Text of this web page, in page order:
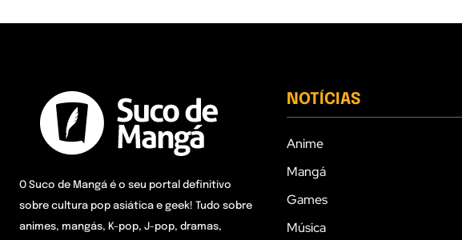
O Suco de Mangá é o seu portal definitivo
sobre cultura pop asiática e geek! Tudo sobre
animes, mangás, K-pop, J-pop, dramas,
NOTÍCIAS
Anime
Mangá
Games
Música